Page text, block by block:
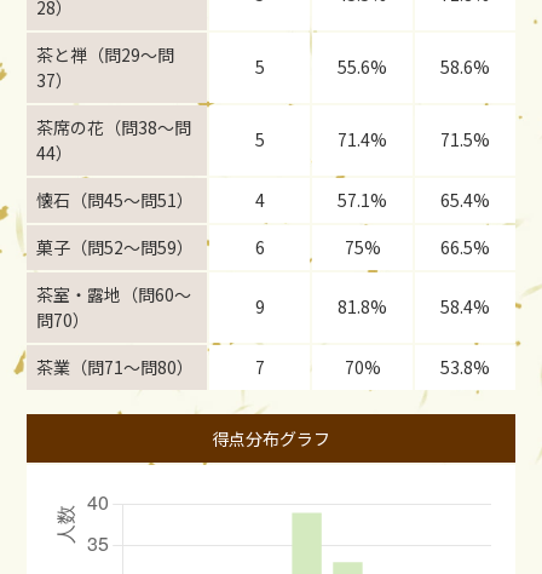
28）
茶と禅（問29〜問
37）
5 55.6% 58.6%
茶席の花（問38〜問
44）
5 71.4% 71.5%
懐石（問45〜問51） 4 57.1%
65.4%
菓子（問52〜問59）
6 75%
66.5%
茶室・露地（問60〜
問70）
9 81.8% 58.4%
茶業（問71〜問80） 7 70% 53.8%
得点分布グラフ